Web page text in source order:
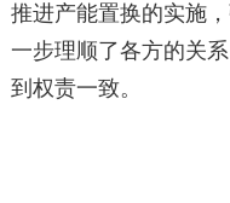
推进产能置换的实施
一步理顺了各方的关
到权责一致。